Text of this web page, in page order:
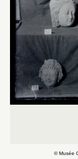
© Musée